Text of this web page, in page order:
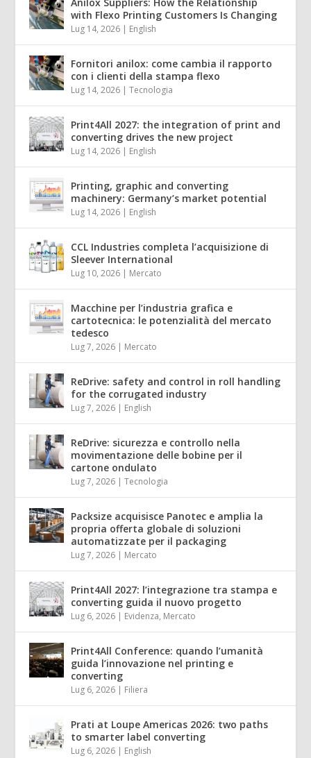
with Flexo Printing Customers Is Changing
Lug 14, 2026 | English
Fornitori anilox: come cambia il rapporto
con i clienti della stampa flexo
Lug 14, 2026 |Tecnologia
Print4All 2027: the integration of print and
converting drives the new project
Lug 14, 2026 | English
Printing, graphic and converting
machinery: Germany’s market potential
Lug 14, 2026 | English
CCL Industries completa l’acquisizione di
Sleever International
Lug 10, 2026 | Mercato
Macchine per l’industria grafica e
cartotecnica: le potenzialità del mercato
tedesco
Lug 7, 2026 | Mercato
ReDrive: safety and control in roll handling
for the corrugated industry
Lug 7, 2026 | English
ReDrive: sicurezza e controllo nella
movimentazione delle bobine per il
cartone ondulato
Lug 7, 2026 |Tecnologia
Packsize acquisisce Panotec e amplia la
propria offerta globale di soluzioni
automatizzate per il packaging
Lug 7, 2026 | Mercato
Print4All 2027: l’integrazione tra stampa e
converting guida il nuovo progetto
Lug 6, 2026 | Evidenza, Mercato
Print4All Conference: quando l’umanità
guida l’innovazione nel printing e
converting
Lug 6, 2026 | Filiera
Prati at Loupe Americas 2026: two paths
to smarter label converting
Lug 6, 2026 | English